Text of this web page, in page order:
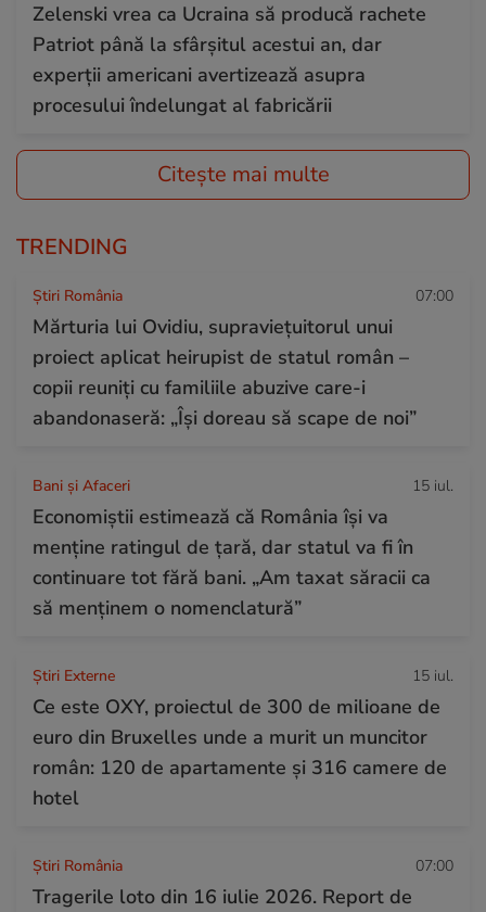
Zelenski vrea ca Ucraina să producă rachete
Patriot până la sfârșitul acestui an, dar
experții americani avertizează asupra
procesului îndelungat al fabricării
Citește mai multe
TRENDING
Știri România 07:00
Mărturia lui Ovidiu, supraviețuitorul unui
proiect aplicat heirupist de statul român –
copii reuniți cu familiile abuzive care-i
abandonaseră: „Își doreau să scape de noi”
Bani și Afaceri 15 iul.
Economiștii estimează că România își va
menține ratingul de țară, dar statul va fi în
continuare tot fără bani. „Am taxat săracii ca
să menținem o nomenclatură”
Știri Externe 15 iul.
Ce este OXY, proiectul de 300 de milioane de
euro din Bruxelles unde a murit un muncitor
român: 120 de apartamente și 316 camere de
hotel
Știri România 07:00
Tragerile loto din 16 iulie 2026. Report de